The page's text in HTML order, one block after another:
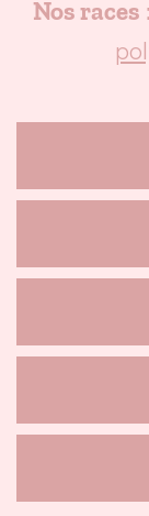
Nos races :